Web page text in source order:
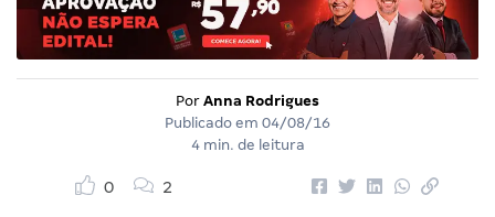
Por Anna Rodrigues
Publicado em 04/08/16
4 min. de leitura
0 2